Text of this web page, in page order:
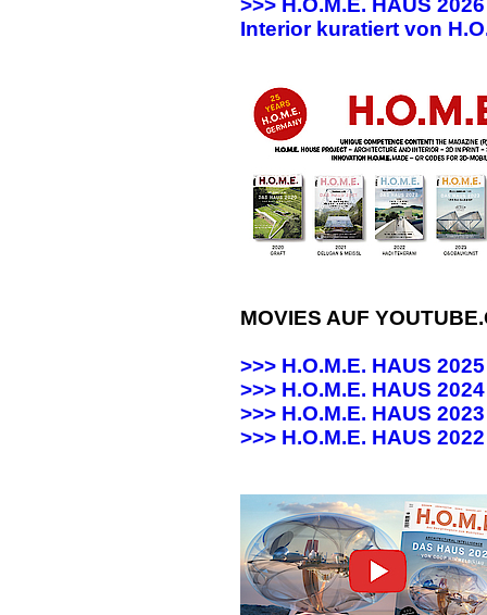
>>> H.O.M.E. HAUS
Interior kuratiert von
MOVIES AUF
>>> H.O.M.E. HAUS
>>> H.O.M.E. HAUS
>>> H.O.M.E. HAUS
>>> H.O.M.E. HAUS